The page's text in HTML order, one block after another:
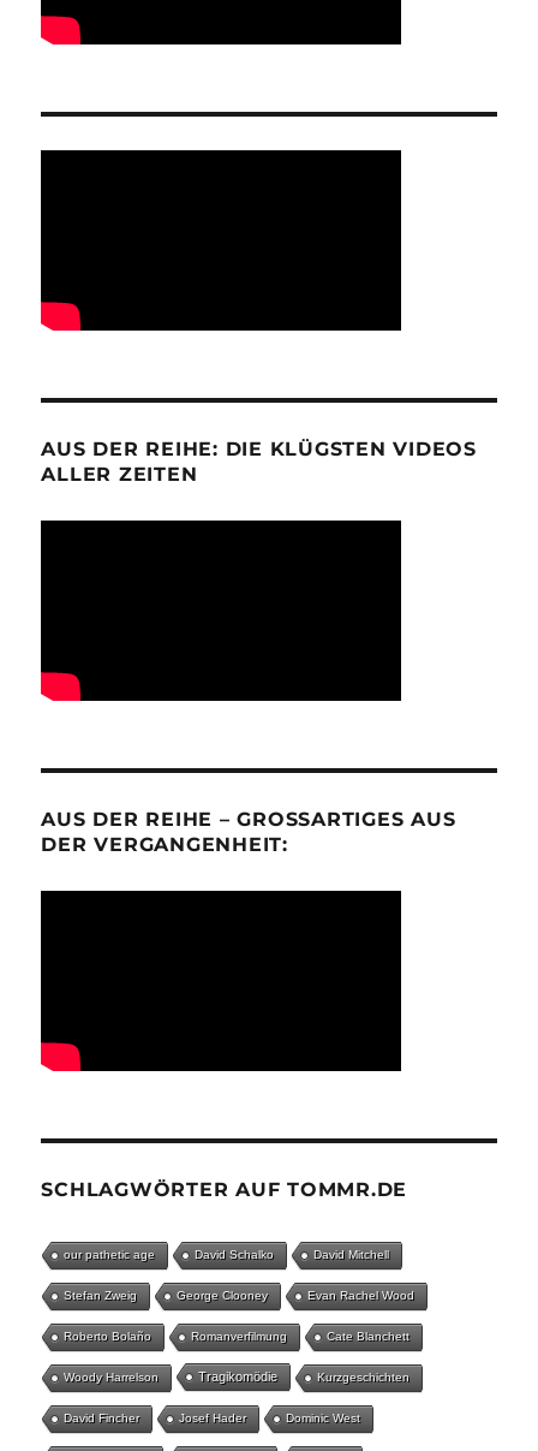
AUS DER REIHE: DIE KLÜGSTEN VIDEOS
ALLER ZEITEN
AUS DER REIHE – GROSSARTIGES AUS D
ER VERGANGENHEIT:
SCHLAGWÖRTER AUF TOMMR.DE
our pathetic age David Schalko David Mitchell
Stefan Zweig George Clooney Evan Rachel Wood
Roberto Bolaño Romanverfilmung Cate Blanchett
Woody Harrelson Tragikomödie Kurzgeschichten
David Fincher Josef Hader Dominic West